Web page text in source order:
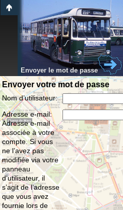
Envoyer le mot de passe
Envoyer votre mot de passe
Nom d’utilisateur:
Adresse e-mail:
Adresse e-mail
associée à votre
compte. Si vous
ne l’avez pas
modifiée via votre
panneau
d’utilisateur, il
s’agit de l’adresse
que vous avez
fournie lors de